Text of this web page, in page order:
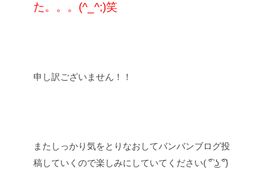
た。。。 (^_^;)笑
申し訳ございません！！
またしっかり気をとりなおしてバンバンブログ投
稿していくので楽しみにしていてください( ͡° ͜ʖ ͡°)